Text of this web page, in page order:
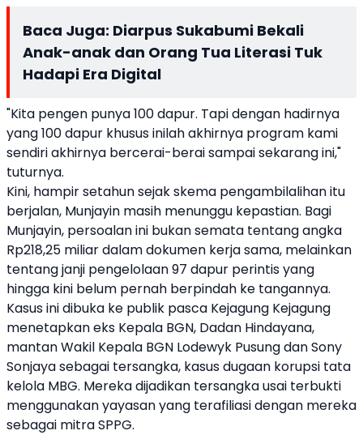
Baca Juga: Diarpus Sukabumi Bekali
Anak-anak dan Orang Tua Literasi Tuk
Hadapi Era Digital
"Kita pengen punya 100 dapur. Tapi dengan hadirnya
yang 100 dapur khusus inilah akhirnya program kami
sendiri akhirnya bercerai-berai sampai sekarang ini,"
tuturnya.
Kini, hampir setahun sejak skema pengambilalihan itu
berjalan, Munjayin masih menunggu kepastian. Bagi
Munjayin, persoalan ini bukan semata tentang angka
Rp218,25 miliar dalam dokumen kerja sama, melainkan
tentang janji pengelolaan 97 dapur perintis yang
hingga kini belum pernah berpindah ke tangannya.
Kasus ini dibuka ke publik pasca Kejagung Kejagung
menetapkan eks Kepala BGN, Dadan Hindayana,
mantan Wakil Kepala BGN Lodewyk Pusung dan Sony
Sonjaya sebagai tersangka, kasus dugaan korupsi tata
kelola MBG. Mereka dijadikan tersangka usai terbukti
menggunakan yayasan yang terafiliasi dengan mereka
sebagai mitra SPPG.